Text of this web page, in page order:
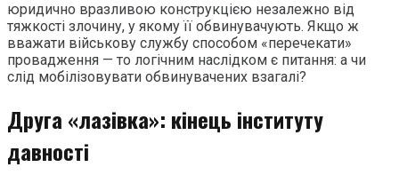
юридично вразливою конструкцією незалежно від
тяжкості злочину, у якому її обвинувачують. Якщо ж
вважати військову службу способом «перечекати»
провадження — то логічним наслідком є питання: а чи
слід мобілізовувати обвинувачених взагалі?
Друга «лазівка»: кінець інституту
давності